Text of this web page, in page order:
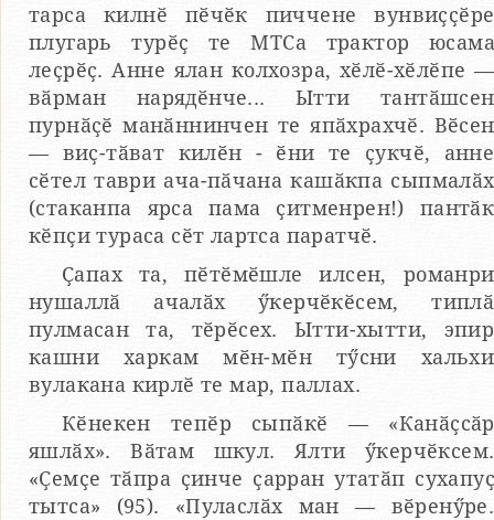
тарса килнӗ пӗчӗк пиччене вунвиҫҫӗре
плугарь турӗҫ те МТСа трактор юсама
леҫрӗҫ. Анне ялан колхозра, хӗлӗ-хӗлӗпе —
вӑрман нарядӗнче... Ытти тантӑшсен
пурнӑҫӗ манӑннинчен те япӑхрахчӗ. Вӗсен
— виҫ-тӑват килӗн - ӗни те ҫукчӗ, анне
сӗтел таври ача-пӑчана кашӑкпа сыпмалӑх
(стаканпа ярса пама ҫитменрен!) пантӑк
кӗпҫи тураса сӗт лартса паратчӗ.
Ҫапах та, пӗтӗмӗшле илсен, романри
нушаллӑ ачалӑх ӳкерчӗкӗсем, типлӑ
пулмасан та, тӗрӗсех. Ытти-хытти, эпир
кашни харкам мӗн-мӗн тӳсни хальхи
вулакана кирлӗ те мар, паллах.
Кӗнекен тепӗр сыпӑкӗ — «Канӑҫсӑр
яшлӑх». Вӑтам шкул. Ялти ӳкерчӗксем.
«Ҫемҫе тӑпра ҫинче ҫарран утатӑп сухапуҫ
тытса» (95). «Пуласлӑх ман — вӗренӳре.